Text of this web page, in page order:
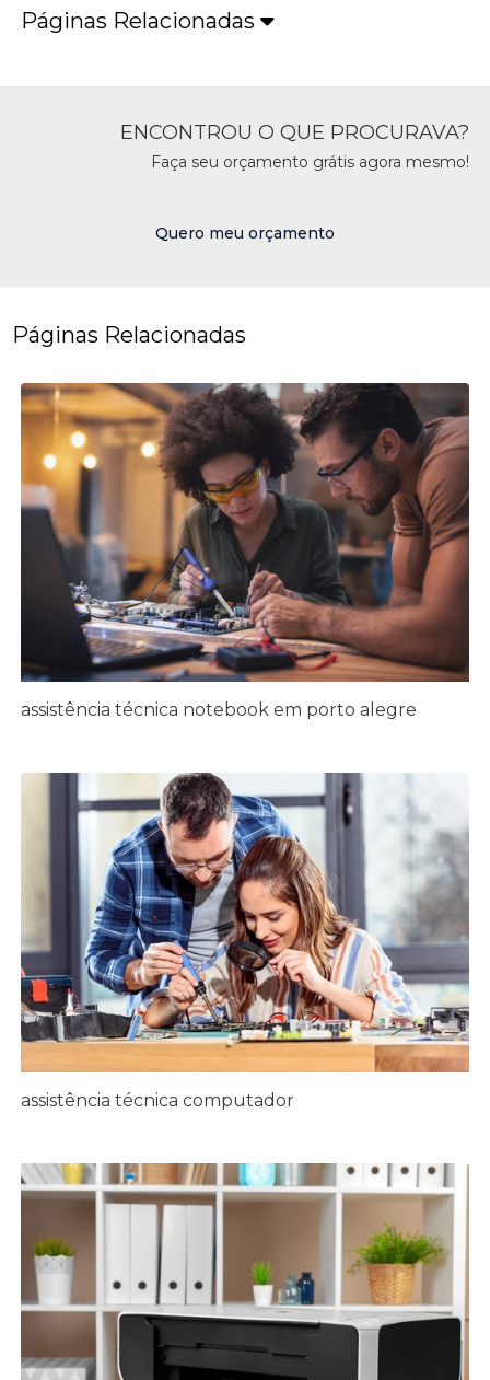
Páginas Relacionadas
ENCONTROU O QUE PROCURAVA?
Faça seu orçamento grátis agora mesmo!
Quero meu orçamento
Páginas Relacionadas
assistência técnica notebook em porto alegre
assistência técnica computador